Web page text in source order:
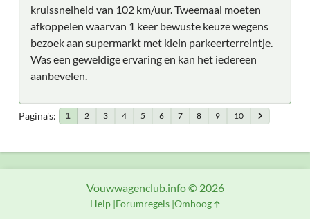
kruissnelheid van 102 km/uur. Tweemaal moeten
afkoppelen waarvan 1 keer bewuste keuze wegens
bezoek aan supermarkt met klein parkeerterreintje.
Was een geweldige ervaring en kan het iedereen
aanbevelen.
Pagina's 1 2 3 4 5 6 7 8 9 10
Vouwwagenclub.info © 2026
Help Forumregels Omhoog